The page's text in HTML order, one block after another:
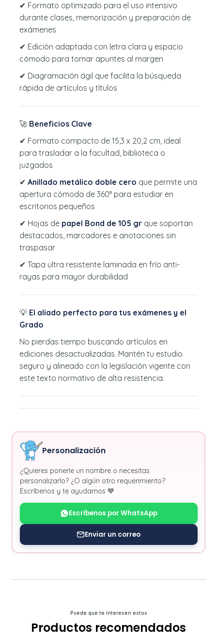
✔ Formato optimizado para el uso intensivo
durante clases, memorización y preparación de
exámenes
✔ Edición adaptada con letra clara y espacio
cómodo para tomar apuntes al margen
✔ Diagramación ágil que facilita la búsqueda
rápida de artículos y títulos
🚀 Beneficios Clave
✔ Formato compacto de 15,3 x 20,2 cm, ideal
para trasladar a la facultad, biblioteca o
juzgados
✔ Anillado metálico doble cero que permite una
apertura cómoda de 360° para estudiar en
escritorios pequeños
✔ Hojas de papel Bond de 105 gr que soportan
destacados, marcadores e anotaciones sin
traspasar
✔ Tapa ultra resistente laminada en frío anti-
rayas para mayor durabilidad
💡 El aliado perfecto para tus exámenes y el
Grado
No pierdas tiempo buscando artículos en
ediciones desactualizadas. Mantén tu estudio
seguro y alineado con la legislación vigente con
este texto normativo de alta resistencia.
Personalización
¿Quieres ponerle un nombre o necesitas
personalizarlo? ¿O algún otro requerimiento?
Escríbenos y te ayudamos 💙
Escríbenos por WhatsApp
Enviar un correo
Puede que te interesen estos
Productos recomendados